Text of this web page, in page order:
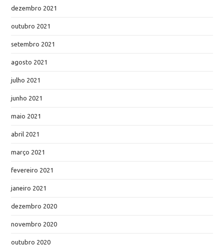
dezembro 2021
outubro 2021
setembro 2021
agosto 2021
julho 2021
junho 2021
maio 2021
abril 2021
março 2021
fevereiro 2021
janeiro 2021
dezembro 2020
novembro 2020
outubro 2020